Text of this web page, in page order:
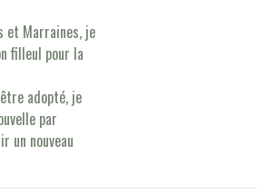
et Marraines, je
filleul pour la
adopté, je
par
un nouveau